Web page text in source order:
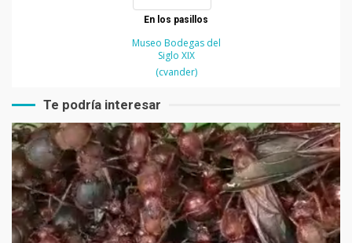
En los pasillos
Museo Bodegas del
Siglo XIX
(cvander)
Te podría interesar